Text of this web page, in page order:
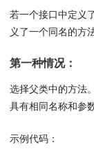
若一个接口中定义
义了一个同名的方
第一种情况：
选择父类中的方法
具有相同名称和参
示例代码：